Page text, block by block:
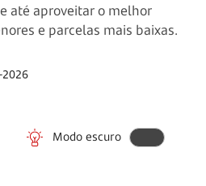
até aproveitar o melhor
e parcelas mais baixas.
Modo escuro